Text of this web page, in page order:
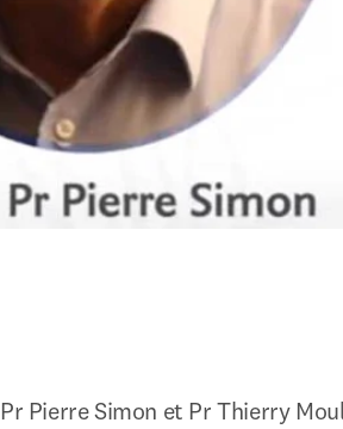
Pr Pierre Simon et Pr Thierry